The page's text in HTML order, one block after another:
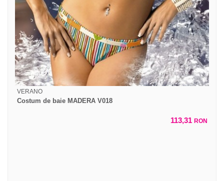
VERANO
Costum de baie MADERA V018
113,31 RON